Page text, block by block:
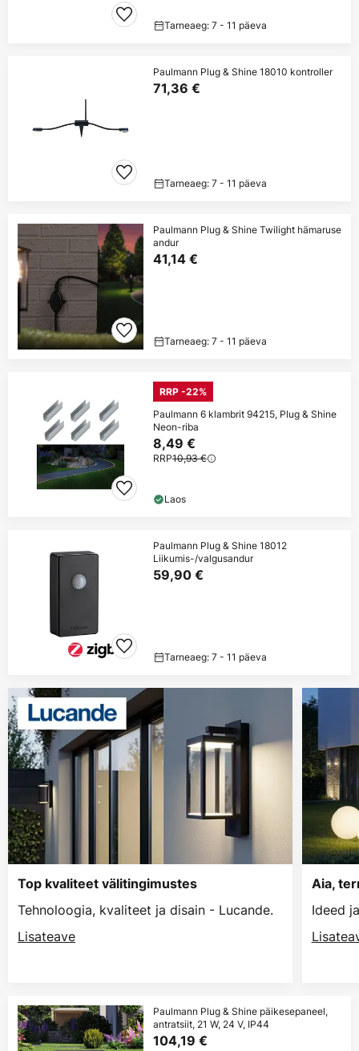
Tarneaeg: 7 - 11 päeva
Paulmann Plug & Shine 18010 kontroller
71,36 €
Tarneaeg: 7 - 11 päeva
Paulmann Plug & Shine Twilight hämaruse
andur
41,14 €
Tarneaeg: 7 - 11 päeva
RRP -22%
Paulmann 6 klambrit 94215, Plug & Shine
Neon-riba
8,49 €
RRP10,93 €
Laos
Paulmann Plug & Shine 18012
Liikumis-/valgusandur
59,90 €
Tarneaeg: 7 - 11 päeva
Top kvaliteet välitingimustes
Tehnoloogia, kvaliteet ja disain - Lucande.
Lisateave
Aia,
Ideed
Paulmann Plug & Shine päikesepaneel,
antratsiit, 21 W, 24 V, IP44
104,19 €